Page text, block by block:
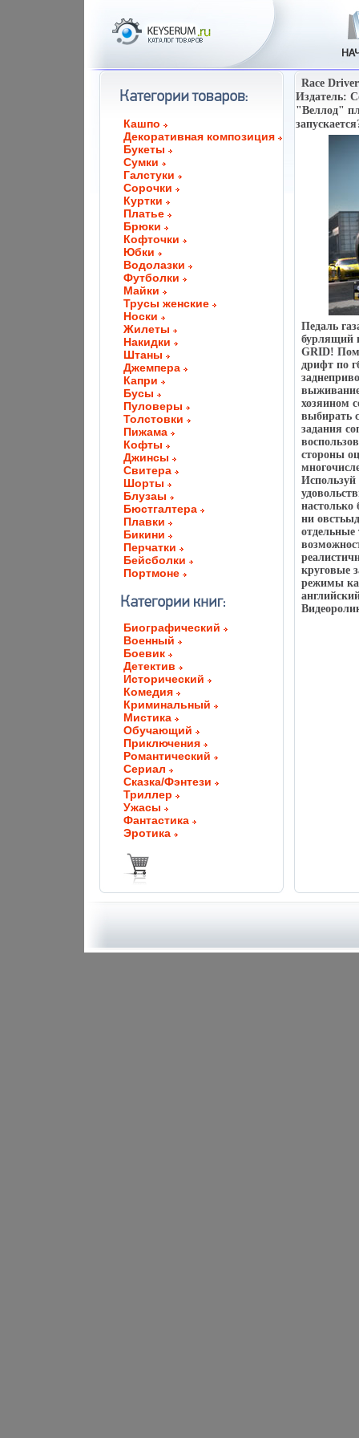
Кашпо
Декоративная композиция
Букеты
Сумки
Галстуки
Сорочки
Куртки
Платье
Брюки
Кофточки
Юбки
Водолазки
Футболки
Майки
Трусы женские
Носки
Жилеты
Накидки
Штаны
Джемпера
Капри
Бусы
Пуловеры
Толстовки
Пижама
Кофты
Джинсы
Свитера
Шорты
Блузаы
Бюстгалтера
Плавки
Бикини
Перчатки
Бейсболки
Портмоне
Биографический
Военный
Боевик
Детектив
Исторический
Комедия
Криминальный
Мистика
Обучающий
Приключения
Романтический
Сериал
Сказка/Фэнтези
Триллер
Ужасы
Фантастика
Эротика
Race
Издатель:
"Веллод"
Педаль
бурлящий
GRID!
дрифт по
хозяином
выбирать
задания
стороны
настолько
ни
круговые
режимы